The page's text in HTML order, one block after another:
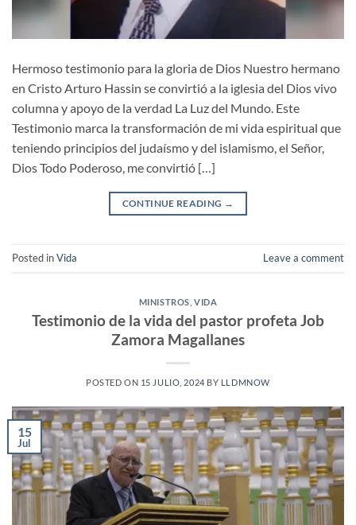
Hermoso testimonio para la gloria de Dios Nuestro hermano
en Cristo Arturo Hassin se convirtió a la iglesia del Dios vivo
columna y apoyo de la verdad La Luz del Mundo. Este
Testimonio marca la transformación de mi vida espiritual que
teniendo principios del judaísmo y del islamismo, el Señor,
Dios Todo Poderoso, me convirtió […]
CONTINUE READING →
Posted inVida Leave a comment
MINISTROS VIDA
Testimonio de la vida del pastor profeta Job
Zamora Magallanes
POSTED ON 15 JULIO, 2024 BY LLDMNOW
15
Jul